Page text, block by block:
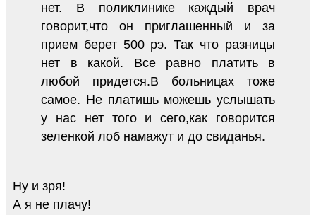
нет. В поликлинике каждый врач
говорит,что он приглашенный и за
прием берет 500 рэ. Так что разницы
нет в какой. Все равно платить в
любой придется.В больницах тоже
самое. Не платишь можешь услышать
у нас нет того и сего,как говорится
зеленкой лоб намажут и до свиданья.
Ну и зря!
А я не плачу!